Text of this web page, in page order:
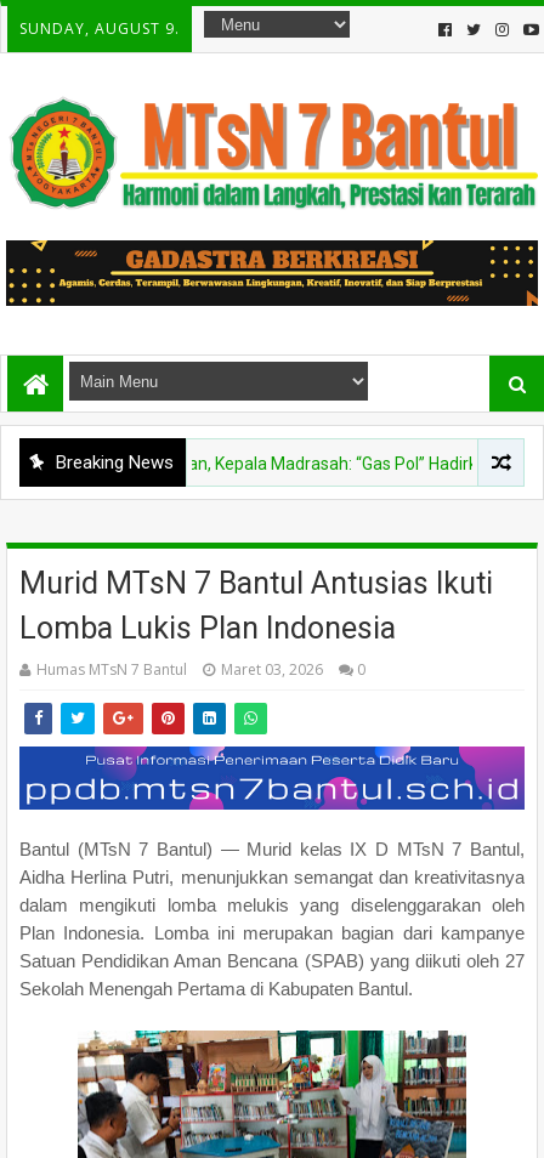
SUNDAY, AUGUST 9.
Breaking News
Agen Perubahan, Kepala Madrasah: “Gas Pol” Hadirkan Inovasi
Murid MTsN 7 Bantul Antusias Ikuti
Lomba Lukis Plan Indonesia
Humas MTsN 7 Bantul Maret 03, 2026 0
Bantul (MTsN 7 Bantul) — Murid kelas IX D MTsN 7 Bantul,
Aidha Herlina Putri, menunjukkan semangat dan kreativitasnya
dalam mengikuti lomba melukis yang diselenggarakan oleh
Plan Indonesia. Lomba ini merupakan bagian dari kampanye
Satuan Pendidikan Aman Bencana (SPAB) yang diikuti oleh 27
Sekolah Menengah Pertama di Kabupaten Bantul.